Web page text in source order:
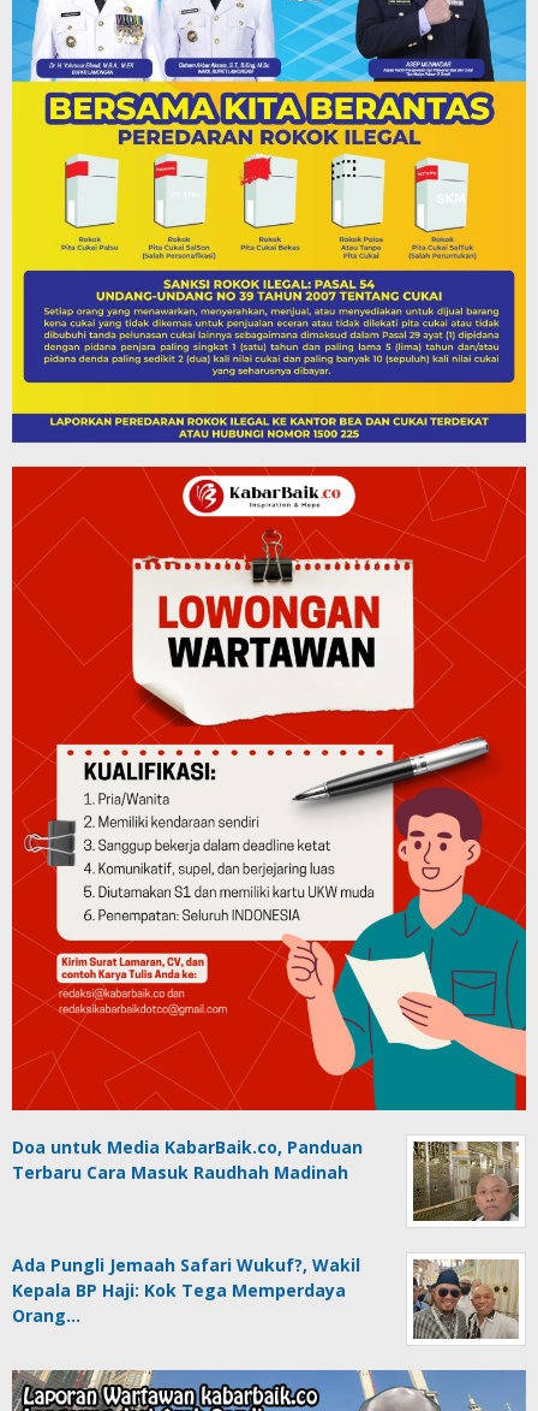
Doa untuk Media KabarBaik.co, Panduan
Terbaru Cara Masuk Raudhah Madinah
Ada Pungli Jemaah Safari Wukuf?, Wakil
Kepala BP Haji: Kok Tega Memperdaya
Orang…